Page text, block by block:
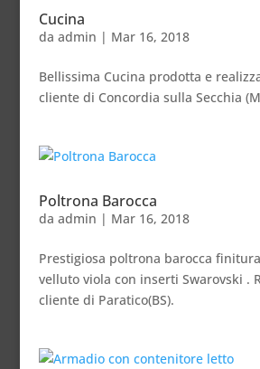
Cucina
da admin | Mar 16, 2018
Bellissima Cucina prodotta e
cliente di Concordia sulla Secchia
Poltrona Barocca
da admin | Mar 16, 2018
Prestigiosa poltrona barocca
velluto viola con inserti Swarovski .
cliente di Paratico(BS).